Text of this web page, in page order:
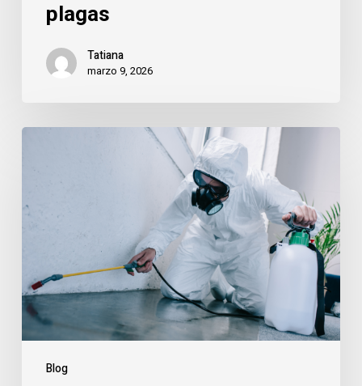
plagas
Tatiana
marzo 9, 2026
Blog
Alcorcón:
por
apareciendo
más
cómo
eliminarlas